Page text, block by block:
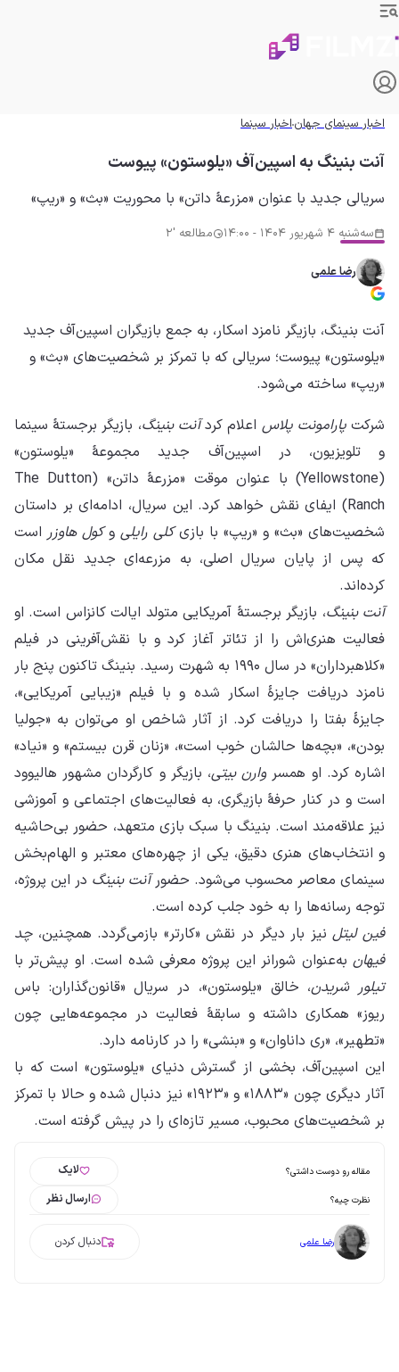
اخبار سینمای جهاناخبار سینما
آنت بنینگ به اسپین‌آف «یلوستون» پیوست
سریالی جدید با عنوان «مزرعهٔ داتن» با محوریت «بث» و «ریپ»
سه‌شنبه 4 شهریور 1404 - 14:00 مطالعه '2
رضا علمی
آنت بنینگ، بازیگر نامزد اسکار، به جمع بازیگران اسپین‌آف جدید
«یلوستون» پیوست؛ سریالی که با تمرکز بر شخصیت‌های «بث» و
«ریپ» ساخته می‌شود.
شرکتپارامونت پلاس اعلام کردآنت بنینگ، بازیگر برجستهٔ سینما
و تلویزیون، در اسپین‌آف جدید مجموعهٔ «یلوستون»
(Yellowstone) با عنوان موقت «مزرعهٔ داتن» (The Dutton
Ranch) ایفای نقش خواهد کرد. این سریال، ادامه‌ای بر داستان
شخصیت‌های «بث» و «ریپ» با بازیکلی رایلی وکول هاوزر است
که پس از پایان سریال اصلی، به مزرعه‌ای جدید نقل مکان
کرده‌اند.
آنت بنینگ، بازیگر برجستهٔ آمریکایی متولد ایالت کانزاس است. او
فعالیت هنری‌اش را از تئاتر آغاز کرد و با نقش‌آفرینی در فیلم
«کلاهبرداران» در سال ۱۹۹۰ به شهرت رسید. بنینگ تاکنون پنج بار
نامزد دریافت جایزهٔ اسکار شده و با فیلم «زیبایی آمریکایی»،
جایزهٔ بفتا را دریافت کرد. از آثار شاخص او می‌توان به «جولیا
بودن»، «بچه‌ها حالشان خوب است»، «زنان قرن بیستم» و «نیاد»
اشاره کرد. او همسر وارن بیتی، بازیگر و کارگردان مشهور هالیوود
است و در کنار حرفهٔ بازیگری، به فعالیت‌های اجتماعی و آموزشی
نیز علاقه‌مند است. بنینگ با سبک بازی متعهد، حضور بی‌حاشیه
و انتخاب‌های هنری دقیق، یکی از چهره‌های معتبر و الهام‌بخش
سینمای معاصر محسوب می‌شود. حضورآنت بنینگ در این پروژه،
توجه رسانه‌ها را به خود جلب کرده است.
فین لیتلنیز بار دیگر در نقش «کارتر» بازمی‌گردد. همچنین،چد
فیهان به‌عنوان شورانر این پروژه معرفی شده است. او پیش‌تر با
تیلور شریدن، خالق «یلوستون»، در سریال «قانون‌گذاران: باس
ریوز» همکاری داشته و سابقهٔ فعالیت در مجموعه‌هایی چون
«تطهیر»، «ری داناوان» و «بنشی» را در کارنامه دارد.
این اسپین‌آف، بخشی از گسترش دنیای «یلوستون» است که با
آثار دیگری چون «۱۸۸۳» و «۱۹۲۳» نیز دنبال شده و حالا با تمرکز
بر شخصیت‌های محبوب، مسیر تازه‌ای را در پیش گرفته است.
مقاله رو دوست داشتی؟ لایک
نظرت چیه؟ ارسال نظر
رضا علمی دنبال کردن